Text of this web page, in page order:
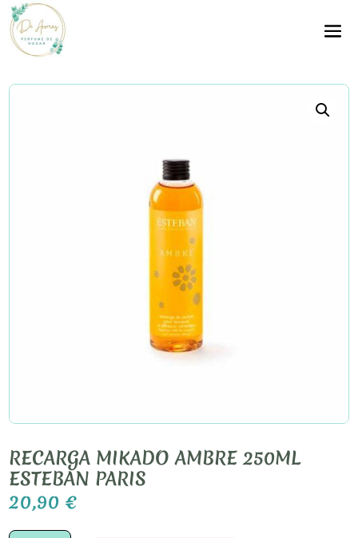
RECARGA MIKADO AMBRE 250ML
ESTEBAN PARIS
20,90€